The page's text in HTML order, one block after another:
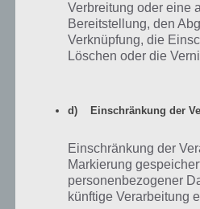
Baut in eurer Basis zunächst
um weitere Gebäude
Nutze die Items im
Verbreitung oder eine
Bereitstellung, den
Verknüpfung, die
Löschen oder die
d) Einschränkung der
Einschränkung der
Markierung
personenbezogener
künftige Verarbeitung